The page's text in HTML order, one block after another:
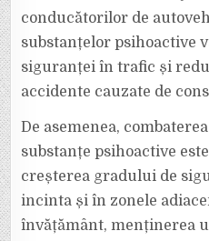
conducătorilor de
substanțelor psihoactive
siguranței în trafic și
accidente cauzate de
De asemenea,
substanțe psihoactive
creșterea gradului de
incinta și în zonele
învățământ, menținerea